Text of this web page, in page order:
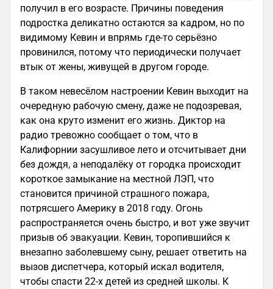
получил в его возрасте. Причины поведения
подростка деликатно остаются за кадром, но по
видимому Кевин и впрямь где-то серьёзно
провинился, потому что периодически получает
втык от жены, живущей в другом городе.
В таком невесёлом настроении Кевин выходит на
очередную рабочую смену, даже не подозревая,
как она круто изменит его жизнь. Диктор на
радио тревожно сообщает о том, что в
Калифорнии засушливое лето и отсчитывает дни
без дождя, а неподалёку от городка происходит
короткое замыкание на местной ЛЭП, что
становится причиной страшного пожара,
потрясшего Америку в 2018 году. Огонь
распространяется очень быстро, и вот уже звучит
призыв об эвакуации. Кевин, торопившийся к
внезапно заболевшему сыну, решает ответить на
вызов диспетчера, который искал водителя,
чтобы спасти 22-х детей из средней школы. К